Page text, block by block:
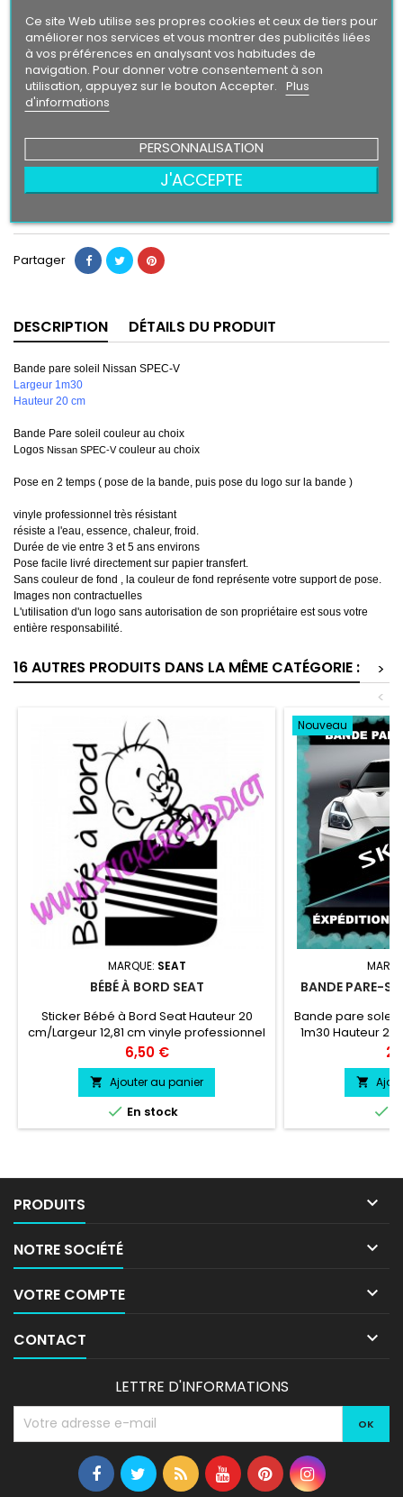
Texte/ Logo
Noir
Blanc RougeBleu Gris JauneVert Rose Gris
Argent
Bleu
Intense
OrangeVioletGold
24,90 €
Ajouter au panier
Partager
DESCRIPTION DÉTAILS DU PRODUIT
Bande pare soleil Nissan SPEC-V
Largeur 1m30
Hauteur 20 cm
Bande Pare soleil couleur au choix
Logos Nissan SPEC-Vcouleur au choix
Pose en 2 temps ( pose de la bande, puis pose du logo sur la bande )
vinyle professionnel très résistant
résiste a l'eau, essence, chaleur, froid.
Durée de vie entre 3 et 5 ans environs
Pose facile livré directement sur papier transfert.
Sans couleur de fond , la couleur de fond représente votre support de pose.
Images non contractuelles
L'utilisation d'un logo sans autorisation de son propriétaire est sous votre
entière responsabilité.
16 AUTRES PRODUITS DANS LA MÊME CATÉGORIE :
>
<
MARQUE: SEAT
BÉBÉ À BORD SEAT
Sticker Bébé à Bord Seat Hauteur 20
cm/Largeur 12,81 cm vinyle professionnel
très résistant résiste a l'eau, essence,
chaleur, froid.
Prix
6,50 €
 Ajouter au panier
 En stock
Nouveau
BANDE PARE-
Bande pare soleil
1m30 Hauteur
couleur au


PRODUITS 
NOTRE SOCIÉTÉ 
VOTRE COMPTE 
CONTACT 
Ce site Web utilise ses propres cookies et ceux de tiers pour
améliorer nos services et vous montrer des publicités liées
à vos préférences en analysant vos habitudes de
navigation. Pour donner votre consentement à son
utilisation, appuyez sur le bouton Accepter. Plus
d'informations
PERSONNALISATION
J'ACCEPTE
LETTRE D'INFORMATIONS